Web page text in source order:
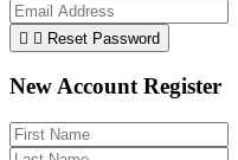
  Reset Password
New Account Register